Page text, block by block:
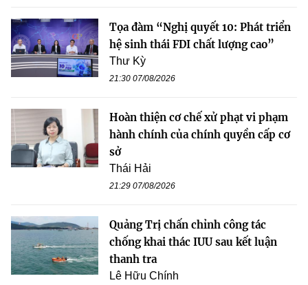
Tọa đàm “Nghị quyết 10: Phát triển
hệ sinh thái FDI chất lượng cao”
Thư Kỳ
21:30 07/08/2026
Hoàn thiện cơ chế xử phạt vi phạm
hành chính của chính quyền cấp cơ
sở
Thái Hải
21:29 07/08/2026
Quảng Trị chấn chỉnh công tác
chống khai thác IUU sau kết luận
thanh tra
Lê Hữu Chính